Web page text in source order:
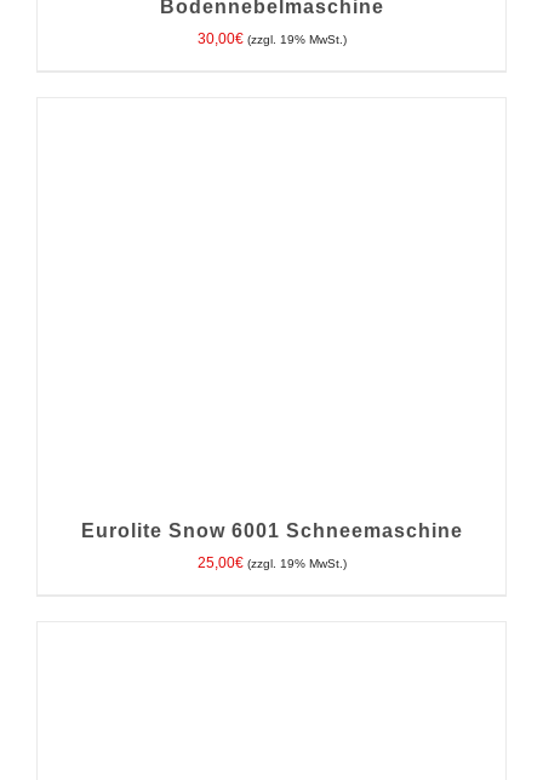
Bodennebelmaschine
30,00€ (zzgl. 19% MwSt.)
Eurolite Snow 6001 Schneemaschine
25,00€ (zzgl. 19% MwSt.)